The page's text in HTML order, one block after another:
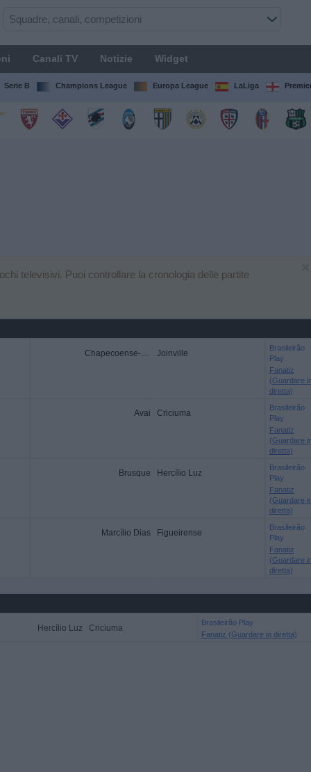
Canali TV Notizie Widget
Serie B Champions League Europa League LaLiga
televisivi. Puoi controllare la cronologia delle partite
Chapecoense-SC Joinville
Brasileirão
Play
Fanatiz
(Guardare
diretta)
Avai Criciuma
Brasileirão
Play
Fanatiz
(Guardare
diretta)
Brusque Hercílio Luz
Brasileirão
Play
Fanatiz
(Guardare
diretta)
Marcílio Dias Figueirense
Brasileirão
Play
Fanatiz
(Guardare
diretta)
Hercílio Luz Criciuma
Brasileirão Play
Fanatiz (Guardare in diretta)